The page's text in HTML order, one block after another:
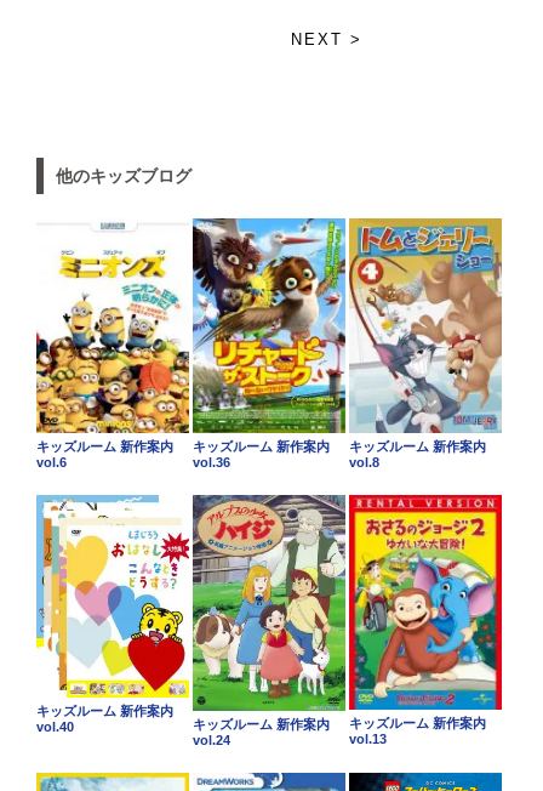
NEXT >
他のキッズブログ
キッズルーム 新作案内
vol.6
キッズルーム 新作案内
vol.36
キッズルーム 新作案内
vol.8
キッズルーム 新作案内
vol.40
キッズルーム 新作案内
vol.24
キッズルーム 新作案内
vol.13